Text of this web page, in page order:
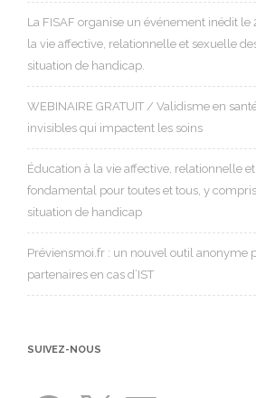
La FISAF organise un événement inédit
la vie affective, relationnelle et sexuelle
situation de handicap.
WEBINAIRE GRATUIT / Validisme en
invisibles qui impactent les soins
Éducation à la vie affective, relationnelle
fondamental pour toutes et tous, y
situation de handicap
Préviensmoi.fr : un nouvel outil anonyme
partenaires en cas d’IST
SUIVEZ-NOUS